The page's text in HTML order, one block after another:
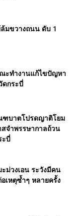
มขวางถนน ดับ 1
ะทำงานแก้ไขปัญหา
ดกระบี่
ฑบาตโปรดญาติโยม
สจำพรรษากาลถ้วน
ะบี่
ม่วงเอน ระวังมีคน
เหตุซ้ำๆ หลายครั้ง